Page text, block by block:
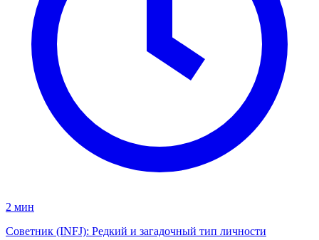
2 мин
Советник (INFJ): Редкий и загадочный тип личности